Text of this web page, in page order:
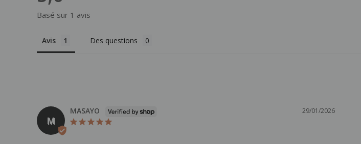
Basé sur 1 avis
Avis Des questions
M
29/01/2026
MASAYO